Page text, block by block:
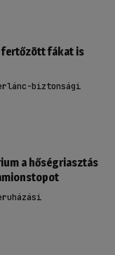
fertőzött fákat is
biztonsági
a hőségriasztás